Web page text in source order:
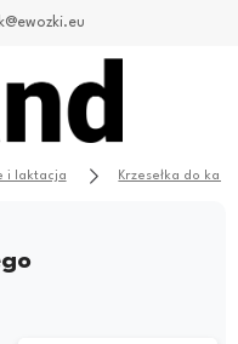
i laktacja Krzesełka do